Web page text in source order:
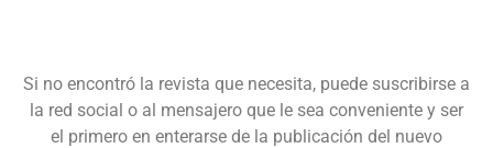
Si no encontró la revista que necesita, puede suscribirse a
la red social o al mensajero que le sea conveniente y ser
el primero en enterarse de la publicación del nuevo